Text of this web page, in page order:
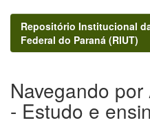
Repositório Institucional
Federal do Paraná (RIUT)
Navegando
- Estudo e